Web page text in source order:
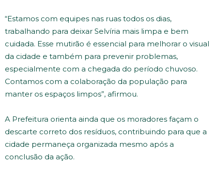
“Estamos com equipes nas ruas todos os dias,
trabalhando para deixar Selvíria mais limpa e bem
cuidada. Esse mutirão é essencial para melhorar o visual
da cidade e também para prevenir problemas,
especialmente com a chegada do período chuvoso.
Contamos com a colaboração da população para
manter os espaços limpos”, afirmou.
A Prefeitura orienta ainda que os moradores façam o
descarte correto dos resíduos, contribuindo para que a
cidade permaneça organizada mesmo após a
conclusão da ação.